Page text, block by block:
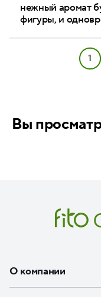
нежный аромат
фигуры, и
1
Вы
О компании